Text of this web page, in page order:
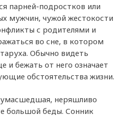
парней-подростков или
мужчин, чужой жестокости
с родителями и
во сне, в котором
Обычно видеть
и бежать от него означает
обстоятельства жизни.
неряшливо
большой беды. Сонник